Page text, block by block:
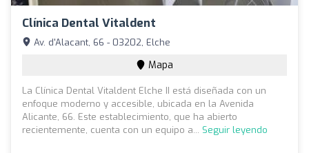
Clínica Dental Vitaldent
Av. d'Alacant, 66 - 03202, Elche
Mapa
La Clínica Dental Vitaldent Elche II está diseñada con un
enfoque moderno y accesible, ubicada en la Avenida
Alicante, 66. Este establecimiento, que ha abierto
recientemente, cuenta con un equipo a... Seguir leyendo